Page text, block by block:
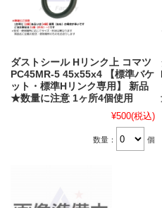
ダストシール Hリンク上 コマツ
PC45MR-5 45x55x4 【標準バケ
ット・標準Hリンク専用】 新品
★数量に注意 1ヶ所4個使用
¥500(税込)
数量： 個